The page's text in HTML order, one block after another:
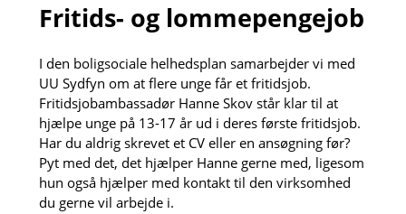
Fritids- og lommepengejob
I den boligsociale helhedsplan samarbejder vi med
UU Sydfyn om at flere unge får et fritidsjob.
Fritidsjobambassadør Hanne Skov står klar til at
hjælpe unge på 13-17 år ud i deres første fritidsjob.
Har du aldrig skrevet et CV eller en ansøgning før?
Pyt med det, det hjælper Hanne gerne med, ligesom
hun også hjælper med kontakt til den virksomhed
du gerne vil arbejde i.